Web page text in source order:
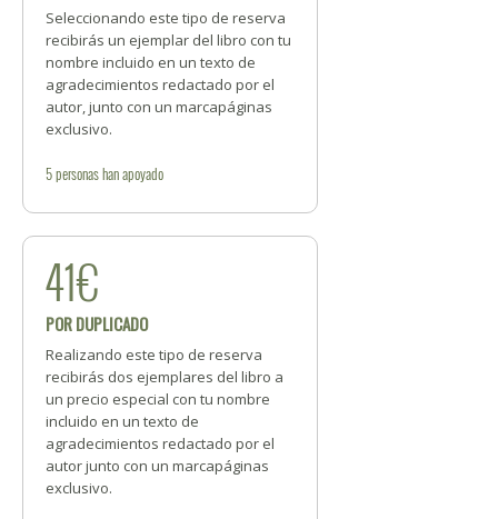
Seleccionando este tipo de reserva
recibirás un ejemplar del libro con tu
nombre incluido en un texto de
agradecimientos redactado por el
autor, junto con un marcapáginas
exclusivo.
5personashan apoyado
41€
POR DUPLICADO
Realizando este tipo de reserva
recibirás dos ejemplares del libro a
un precio especial con tu nombre
incluido en un texto de
agradecimientos redactado por el
autor junto con un marcapáginas
exclusivo.